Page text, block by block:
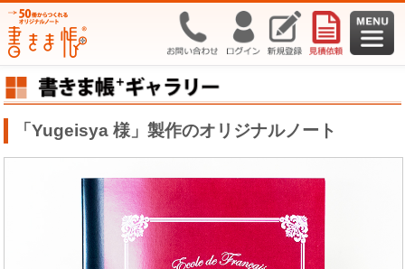
「Yugeisya 様」製作のオリジナルノート